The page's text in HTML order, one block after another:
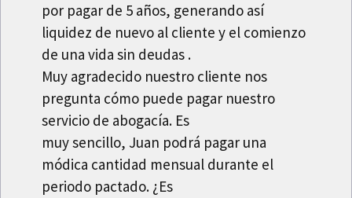
por pagar de 5 años, generando así
liquidez de nuevo al cliente y el comienzo
de una vida sin deudas .
Muy agradecido nuestro cliente nos
pregunta cómo puede pagar nuestro
servicio de abogacía. Es
muy sencillo, Juan podrá pagar una
módica cantidad mensual durante el
periodo pactado. ¿Es